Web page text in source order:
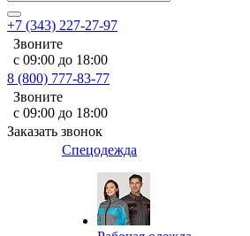
+7 (343) 227-27-97
Звоните
с 09:00 до 18:00
8 (800) 777-83-77
Звоните
с 09:00 до 18:00
Заказать звонок
Спецодежда